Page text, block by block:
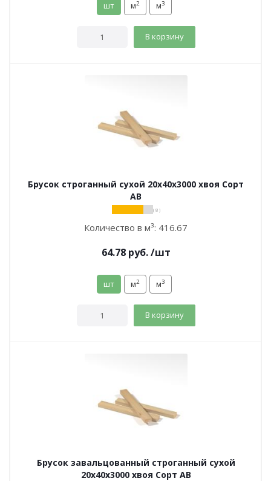
шт м2 м3
В корзину
Брусок строганный сухой 20х40х3000 хвоя Сорт
АВ
( 8 )
Количество в м³: 416.67
64.78руб. /шт
шт м2 м3
В корзину
Брусок завальцованный строганный сухой
20х40х3000 хвоя Сорт АВ